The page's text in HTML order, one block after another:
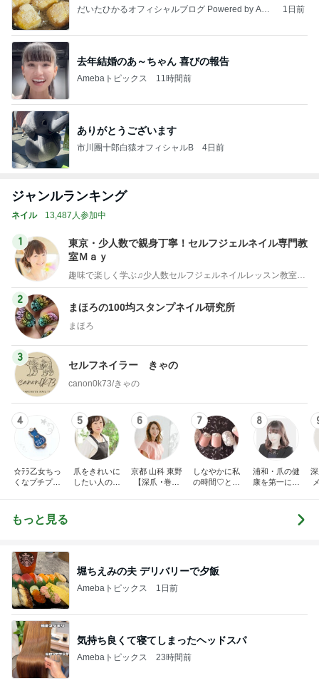
だいたひかるオフィシャルブログ Powered by Ame
1日前
去年結婚のあ～ちゃん 喜びの報告
Amebaトピックス 11時間前
ありがとうございます
市川團十郎白猿オフィシャルB 4日前
ジャンルランキング
ネイル 13,487人参加中
1
東京・少人数で親身丁寧！セルフジェルネイル専門教
室Ｍａｙ
2
まほろの100均スタンプネイル研究所
まほろ
3
セルフネイラー きゃの
canon0k73/きゃの
4
☆ﾃﾗ乙女ちっ
くなプチプラ
5
爪をきれいに
したい人のた
6
京都 山科 東野
【深爪 ･巻き
7
しなやかに私
の時間♡とき
8
浦和・爪の健
康を第一に考
人気のネイル
サロン・ネイ
もっと見る
堀ちえみの夫 デリバリーで夕飯
Amebaトピックス 1日前
気持ち良くて寝てしまったヘッドスパ
Amebaトピックス 23時間前